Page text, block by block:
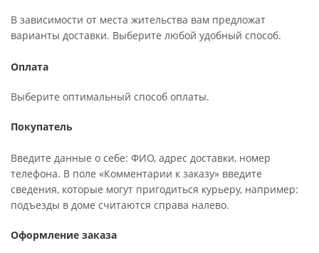
В зависимости от места жительства вам предложат
варианты доставки. Выберите любой удобный способ.
Оплата
Выберите оптимальный способ оплаты.
Покупатель
Введите данные о себе: ФИО, адрес доставки, номер
телефона. В поле «Комментарии к заказу» введите
сведения, которые могут пригодиться курьеру, например:
подъезды в доме считаются справа налево.
Оформление заказа